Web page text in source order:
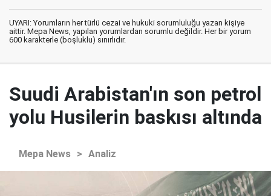
UYARI: Yorumların her türlü cezai ve hukuki sorumluluğu yazan kişiye
aittir. Mepa News, yapılan yorumlardan sorumlu değildir. Her bir yorum
600 karakterle (boşluklu) sınırlıdır.
Suudi Arabistan'ın son petrol
yolu Husilerin baskısı altında
Mepa News > Analiz